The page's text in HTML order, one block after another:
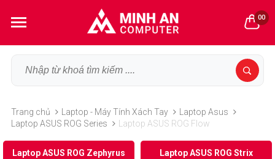
00
Trang chủ Laptop - Máy Tính Xách Tay
Laptop Asus
Laptop ASUS ROG Series
Laptop ASUS ROG Flow
Laptop ASUS ROG Zephyrus Laptop ASUS ROG Strix